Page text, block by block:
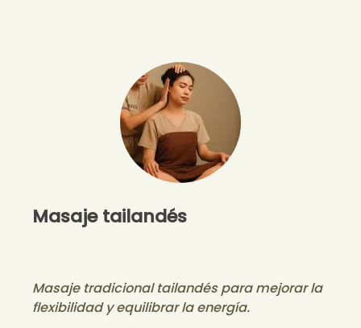
Masaje tailandés
Masaje tradicional tailandés para mejorar la
flexibilidad y equilibrar la energía.